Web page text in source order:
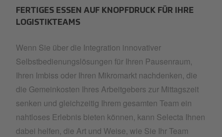
FERTIGES ESSEN AUF KNOPFDRUCK FÜR IHRE
LOGISTIKTEAMS
Wenn Sie über die Integration innovativer
Selbstbedienungslösungen für Ihren Pausenraum,
Ihren Imbiss oder Ihren Mikromarkt nachdenken, die
die Gemeinkosten Ihres Arbeitgebers zur Mittagszeit
senken und gleichzeitig Ihrem gesamten Team ein
nahtloses Erlebnis bieten können, kann Selecta Ihnen
dabei helfen, die Art und Weise, wie Sie Ihr Team